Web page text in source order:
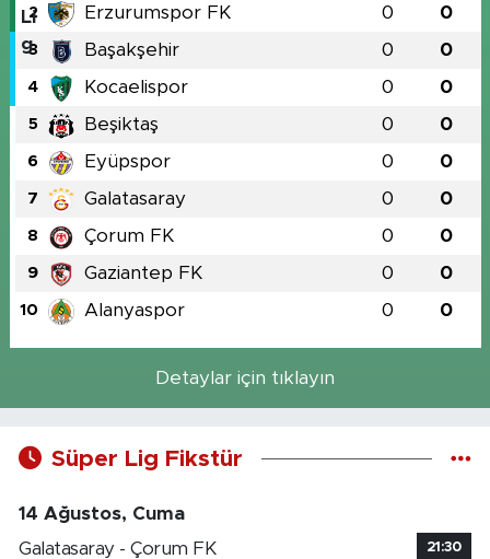
2 Erzurumspor FK 0 0
3 Başakşehir 0 0
4 Kocaelispor 0 0
5 Beşiktaş 0 0
6 Eyüpspor 0 0
7 Galatasaray 0 0
8 Çorum FK 0 0
9 Gaziantep FK 0 0
10 Alanyaspor 0 0
Detaylar için tıklayın
Süper Lig Fikstür
14 Ağustos, Cuma
Galatasaray - Çorum FK
21:30